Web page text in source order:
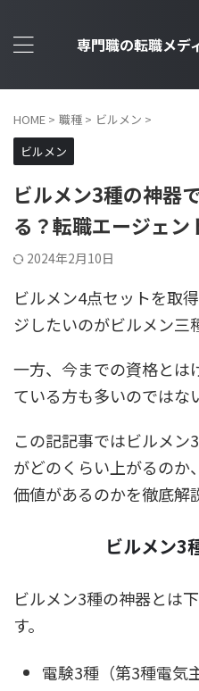
専門職の転職メデ
HOME > 職種 > ビルメン >
ビルメン
ビルメン3種の神器
る？転職エージェン
2024年2月10日
ビルメン4点セットを取
ジしたいのがビルメン三
一方、今までの資格とは
ている方も多いのではな
この記記事ではビルメン
がどのくらい上がるのか
価値があるのかを徹底解
ビルメン3
ビルメン3種の神器とは
す。
電験3種（第3種電気